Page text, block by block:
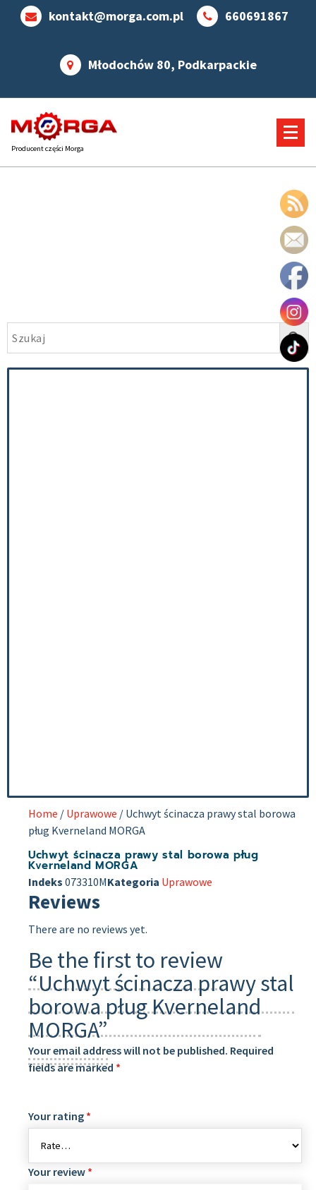
kontakt@morga.com.pl 660691867
Młodochów 80, Podkarpackie
Producent części Morga
Home / Uprawowe / Uchwyt ścinacza prawy stal borowa
pług Kverneland MORGA
Uchwyt ścinacza prawy stal borowa pług
Kverneland MORGA
Indeks 073310MKategoria Uprawowe
Reviews
There are no reviews yet.
Be the first to review
“Uchwyt ścinacza prawy stal
borowa pług Kverneland
MORGA”
Your email address will not be published. Required
fields are marked *
Your rating *
Your review *